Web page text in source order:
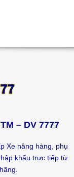
– DV 7777
Xe nâng hàng, phụ
khẩu trực tiếp từ